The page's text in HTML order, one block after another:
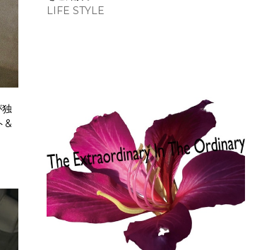
LIFE STYLE
&